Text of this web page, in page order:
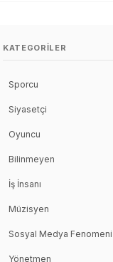
KATEGORILER
Sporcu
Siyasetçi
Oyuncu
Bilinmeyen
İş İnsanı
Müzisyen
Sosyal Medya Fenomeni
Yönetmen